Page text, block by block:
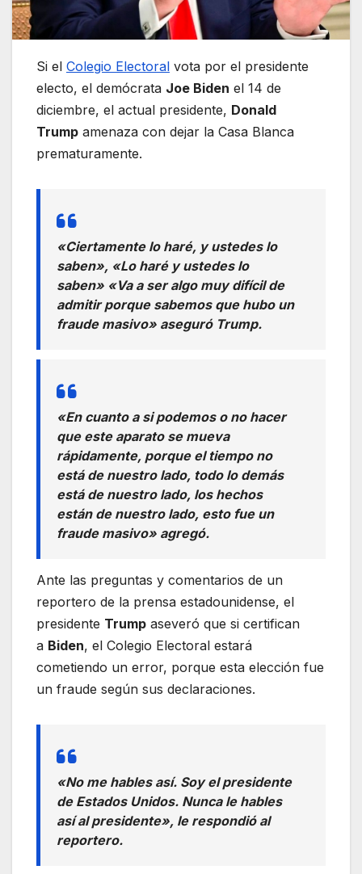
Si el Colegio Electoral vota por el presidente
electo, el demócrata Joe Biden el 14 de
diciembre, el actual presidente, Donald
Trump amenaza con dejar la Casa Blanca
prematuramente.
«Ciertamente lo haré, y ustedes lo
saben», «Lo haré y ustedes lo
saben» «Va a ser algo muy difícil de
admitir porque sabemos que hubo un
fraude masivo» aseguró Trump.
«En cuanto a si podemos o no hacer
que este aparato se mueva
rápidamente, porque el tiempo no
está de nuestro lado, todo lo demás
está de nuestro lado, los hechos
están de nuestro lado, esto fue un
fraude masivo» agregó.
Ante las preguntas y comentarios de un
reportero de la prensa estadounidense, el
presidente Trump aseveró que si certifican
a Biden, el Colegio Electoral estará
cometiendo un error, porque esta elección fue
un fraude según sus declaraciones.
«No me hables así. Soy el presidente
de Estados Unidos. Nunca le hables
así al presidente», le respondió al
reportero.